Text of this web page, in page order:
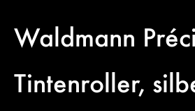
Waldmann
Tintenroller,